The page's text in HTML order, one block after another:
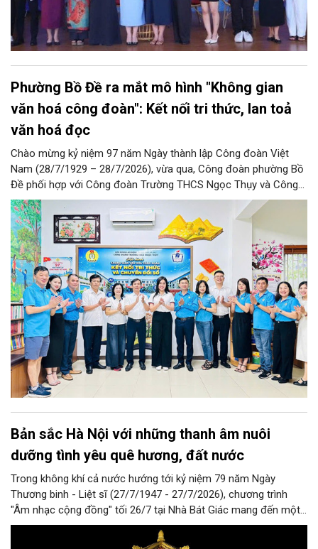
Phường Bồ Đề ra mắt mô hình "Không gian
văn hoá công đoàn": Kết nối tri thức, lan toả
văn hoá đọc
Chào mừng kỷ niệm 97 năm Ngày thành lập Công đoàn Việt
Nam (28/7/1929 – 28/7/2026), vừa qua, Công đoàn phường Bồ
Đề phối hợp với Công đoàn Trường THCS Ngọc Thụy và Công
đoàn Trường Tiểu học Ái Mộ B tổ chức Lễ ra mắt Mô hình
“Không gian văn hóa công đoàn”.
Bản sắc Hà Nội với những thanh âm nuôi
dưỡng tình yêu quê hương, đất nước
Trong không khí cả nước hướng tới kỷ niệm 79 năm Ngày
Thương binh - Liệt sĩ (27/7/1947 - 27/7/2026), chương trình
"Âm nhạc cộng đồng" tối 26/7 tại Nhà Bát Giác mang đến một
đêm biểu diễn giàu ý nghĩa với những ca khúc về quê hương,
đất nước, hòa bình và khát vọng tuổi trẻ. Không chỉ đáp ứng